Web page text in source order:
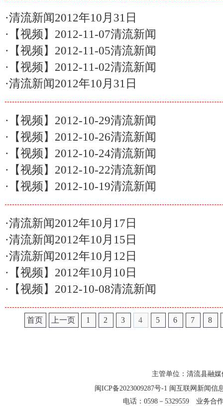
·清流新闻2012年10月31日
· 【视频】2012-11-07清流新闻
· 【视频】2012-11-05清流新闻
· 【视频】2012-11-02清流新闻
·清流新闻2012年10月31日
· 【视频】2012-10-29清流新闻
· 【视频】2012-10-26清流新闻
· 【视频】2012-10-24清流新闻
· 【视频】2012-10-22清流新闻
· 【视频】2012-10-19清流新闻
·清流新闻2012年10月17日
·清流新闻2012年10月15日
·清流新闻2012年10月12日
· 【视频】2012年10月10日
· 【视频】2012-10-08清流新闻
首页 上一页 1 2 3 4 5 6 7 8
主管单位：清流县融
闽ICP备2023009287号-1 闽互联网新闻信
电话：0598－5329559 业务合